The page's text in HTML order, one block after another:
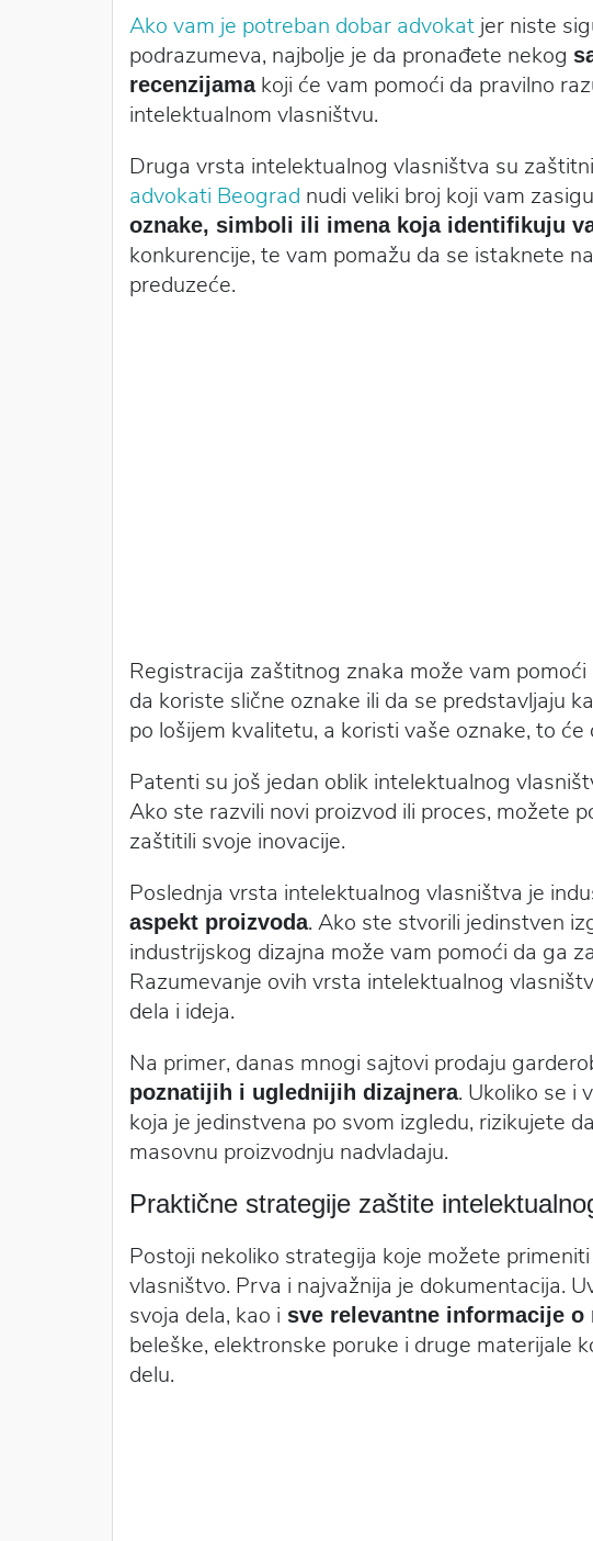
Ako vam je potreban dobar advokat jer niste
podrazumeva, najbolje je da pronađete nekog
recenzijamakoji će vam pomoći da pravilno
intelektualnom vlasništvu.
Druga vrsta intelektualnog vlasništva su
advokati Beograd nudi veliki broj koji vam
oznake, simboli ili imena koja identifikuju
konkurencije, te vam pomažu da se istaknete
preduzeće.
Registracija zaštitnog znaka može vam
da koriste slične oznake ili da se predstavljaju
po lošijem kvalitetu, a koristi vaše oznake, to
Patenti su još jedan oblik intelektualnog
Ako ste razvili novi proizvod ili proces, možete
zaštitili svoje inovacije.
Poslednja vrsta intelektualnog vlasništva je
aspekt proizvoda. Ako ste stvorili jedinstven
industrijskog dizajna može vam pomoći da ga
Razumevanje ovih vrsta intelektualnog
dela i ideja.
Na primer, danas mnogi sajtovi prodaju
poznatijih i uglednijih dizajnera. Ukoliko se i
koja je jedinstvena po svom izgledu, rizikujete
masovnu proizvodnju nadvladaju.
Praktične strategije zaštite
Postoji nekoliko strategija koje možete
vlasništvo. Prva i najvažnija je dokumentacija.
svoja dela, kao i sve relevantne informacije o
beleške, elektronske poruke i druge materijale
delu.